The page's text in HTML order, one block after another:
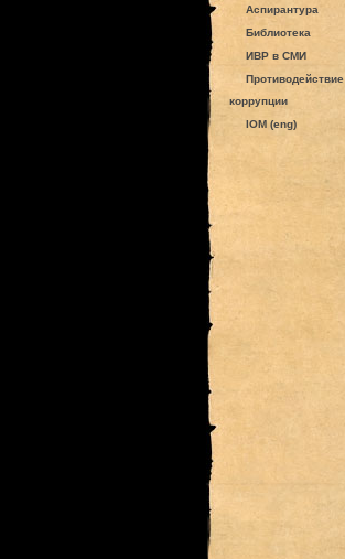
Аспирантура
Библиотека
ИВР в СМИ
Противодействие
коррупции
IOM (eng)